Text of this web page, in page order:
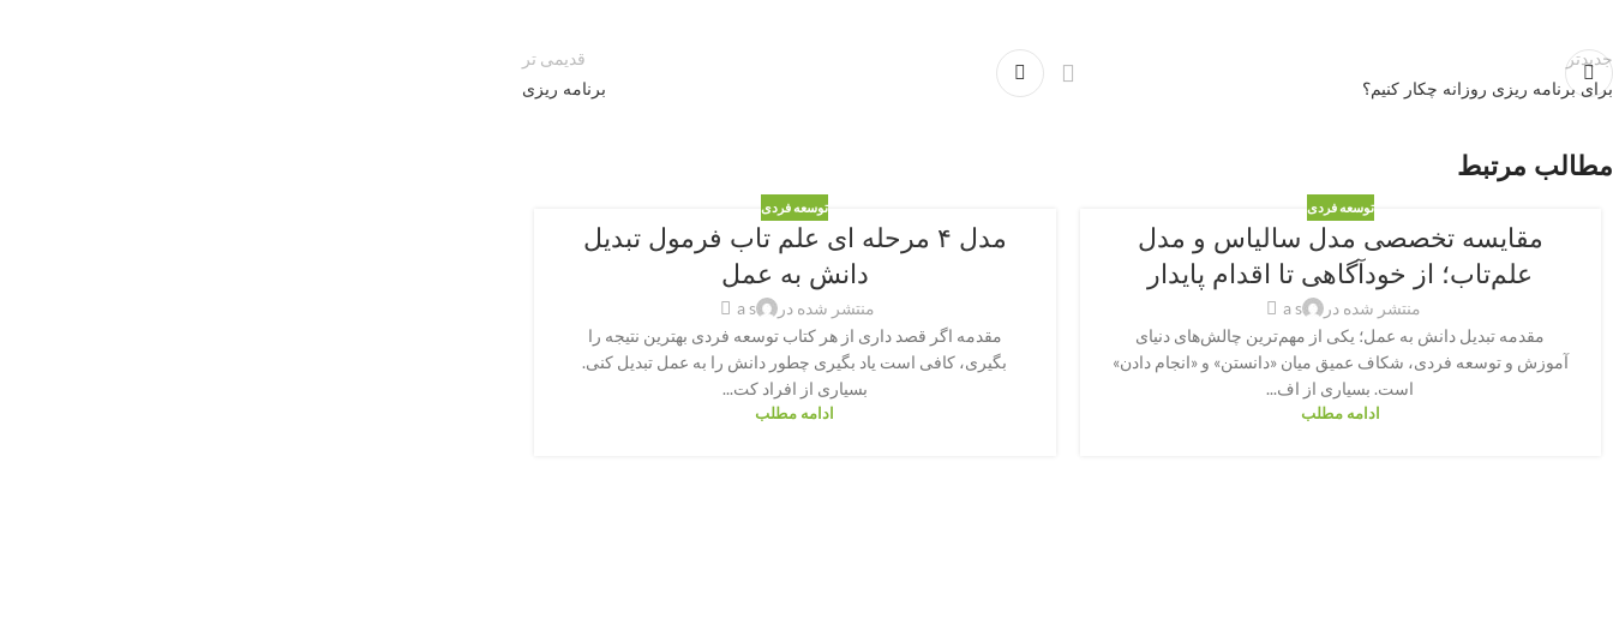
جدیدتر
برای برنامه ریزی روزانه چکار کنیم؟
قدیمی تر
برنامه ریزی
مطالب مرتبط
توسعه فردی
مقایسه تخصصی مدل سالیاس و مدل
علم‌تاب؛ از خودآگاهی تا اقدام پایدار
منتشر شده در
a s
مقدمه تبدیل دانش به عمل؛ یکی از مهم‌ترین چالش‌های دنیای
آموزش و توسعه فردی، شکاف عمیق میان «دانستن» و «انجام دادن»
است. بسیاری از اف...
ادامه مطلب
توسعه فردی
مدل ۴ مرحله ای علم تاب فرمول تبدیل
دانش به عمل
منتشر شده در
a s
مقدمه اگر قصد داری از هر کتاب توسعه فردی بهترین نتیجه را
بگیری، کافی است یاد بگیری چطور دانش را به عمل تبدیل کنی.
بسیاری از افراد کت...
ادامه مطلب